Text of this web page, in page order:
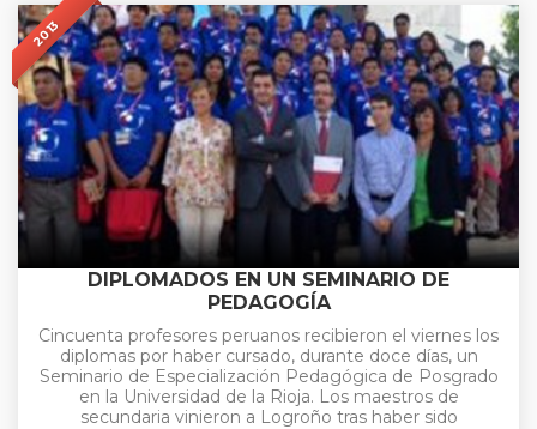
2013
DIPLOMADOS EN UN SEMINARIO DE
PEDAGOGÍA
Cincuenta profesores peruanos recibieron el viernes los
diplomas por haber cursado, durante doce días, un
Seminario de Especialización Pedagógica de Posgrado
en la Universidad de la Rioja. Los maestros de
secundaria vinieron a Logroño tras haber sido